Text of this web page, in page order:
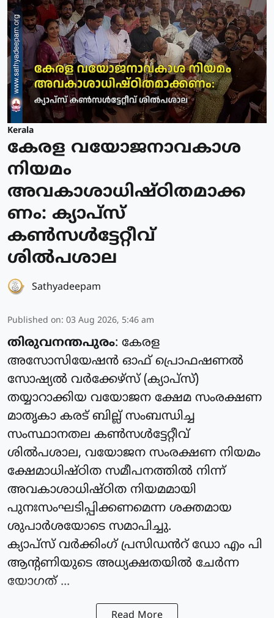
Kerala
കേരള വയോജനാവകാശ
നിയമം
അവകാശാധിഷ്ഠിതമാക്ക
ണം: ക്യാപ്സ്
കൺസൾട്ടേറ്റീവ്
ശിൽപശാല
Sathyadeepam
Published on: 03 Aug 2026, 5:46 am
തിരുവനന്തപുരം: കേരള
അസോസിയേഷൻ ഓഫ് പ്രൊഫഷണൽ
സോഷ്യൽ വർക്കേഴ്സ് (ക്യാപ്‌സ്)
തയ്യാറാക്കിയ വയോജന ക്ഷേമ സംരക്ഷണ
മാതൃകാ കരട് ബില്ല് സംബന്ധിച്ച
സംസ്ഥാനതല കൺസൾട്ടേറ്റീവ്
ശിൽപശാല, വയോജന സംരക്ഷണ നിയമം
ക്ഷേമാധിഷ്ഠിത സമീപനത്തിൽ നിന്ന്
അവകാശാധിഷ്ഠിത നിയമമായി
പുനഃസംഘടിപ്പിക്കണമെന്ന ശക്തമായ
ശുപാർശയോടെ സമാപിച്ചു.
ക്യാപ്‌സ് വർക്കിംഗ്‌ പ്രസിഡൻറ് ഡോ എം പി
ആന്റണിയുടെ അധ്യക്ഷതയിൽ ചേർന്ന
യോഗത് ...
Read More